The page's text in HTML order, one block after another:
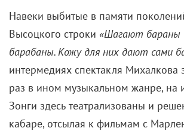
Навеки выбитые в памяти
Высоцкого строки «Шагают бараны
барабаны. Кожу для них дают сами
интермедиях спектакля Михалкова
раз в ином музыкальном жанре, на
Зонги здесь театрализованы и
кабаре, отсылая к фильмам с